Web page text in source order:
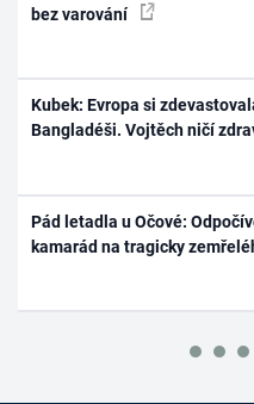
bez varování
Kubek: Evropa si
Bangladéši. Vojtěch ničí
Pád letadla u Očové:
kamarád na tragicky